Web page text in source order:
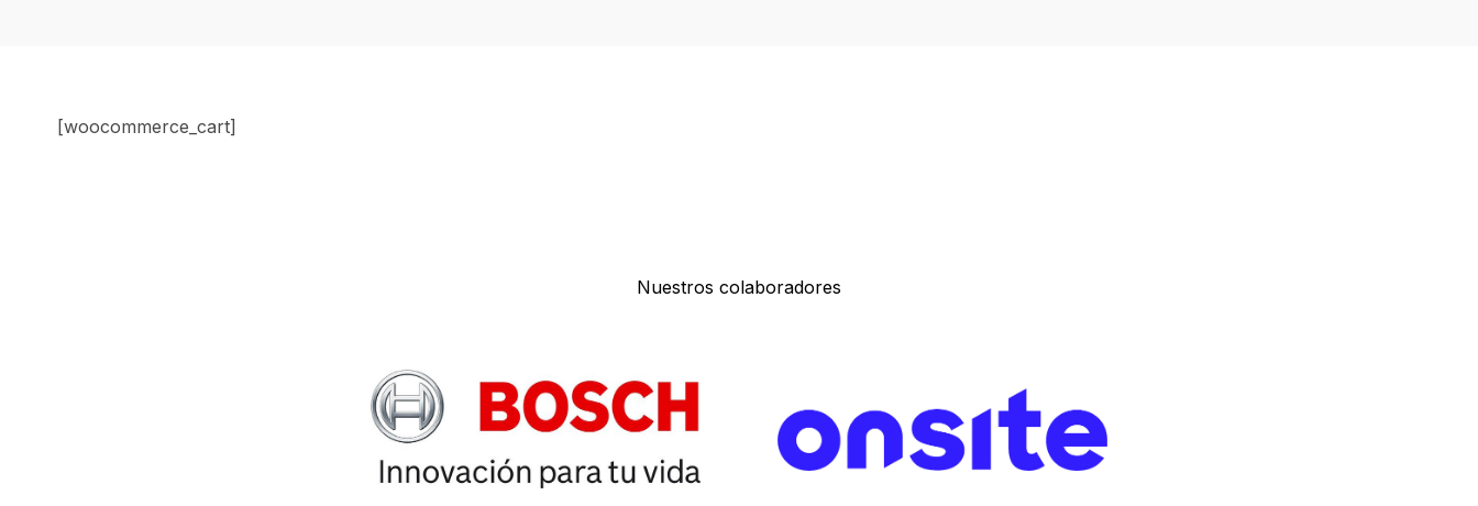
[woocommerce_cart]
Nuestros colaboradores